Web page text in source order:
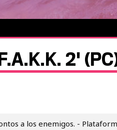
2'
a los enemigos. -